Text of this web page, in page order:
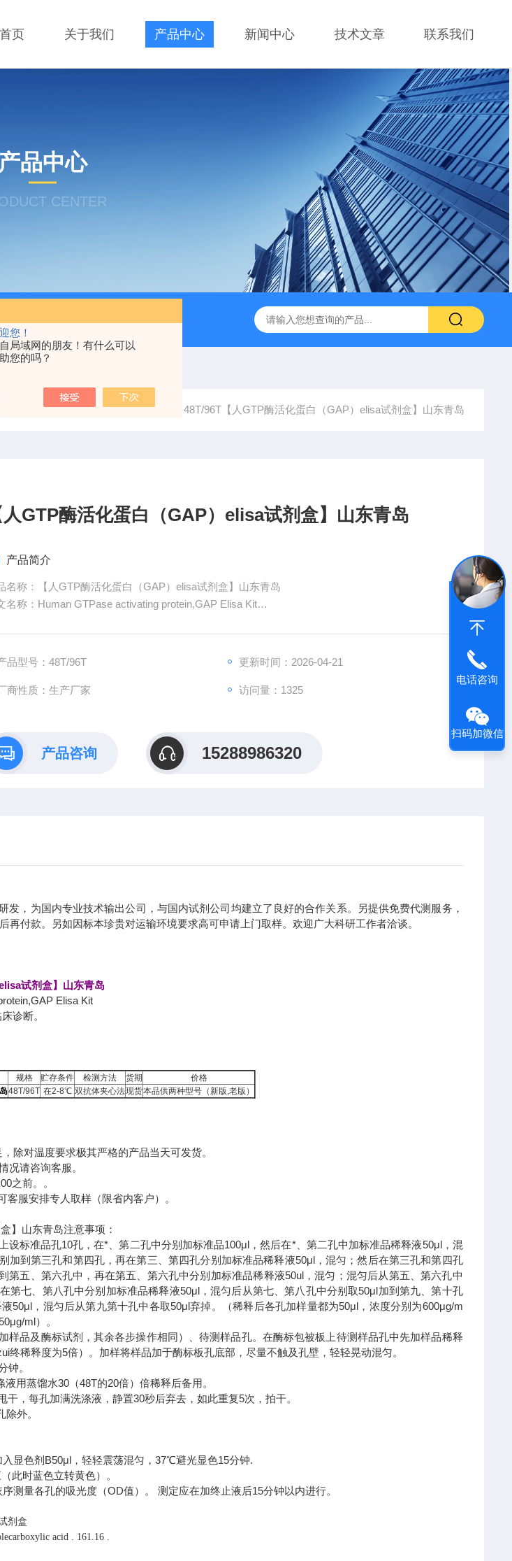
您！
局域网的朋友！有什么可以
您的吗？
页 关于我们 产品中心 新闻中心 技术文章 联系我们
产品中心
CENTER
细胞毒性检测试剂盒 48t/96t国产ELISA试剂盒,免费代测
elisa试剂盒 人elisa试剂盒 48T/96T【人GTP酶活化蛋白（GAP）elisa试剂盒】山东青岛
人GTP酶活化蛋白（GAP）elisa试剂盒】山东青岛
产品简介
名称：【人GTP酶活化蛋白（GAP）elisa试剂盒】山东青岛
名称：Human GTPase activating protein,GAP Elisa Kit
：48T/96T
品型号：48T/96T 更新时间：2026-04-21
商性质：生产厂家 访问量：1325
产品咨询 15288986320
发，为国内专业技术输出公司，与国内试剂公司均建立了良好的合作关系。另提供免费代测服务，
再付款。另如因标本珍贵对运输环境要求高可申请上门取样。欢迎广大科研工作者洽谈。
试剂盒】山东青岛
Elisa Kit
诊断。
规格 贮存条件 检测方法 货期
价格
48T/96T 在2-8℃ 双抗体夹心法现货本品供两种型号（新版,老版）
除对温度要求极其严格的产品当天可发货。
况请咨询客服。
之前。。
服安排专人取样（限省内客户）。
】山东青岛注意事项：
设标准品孔10孔，在*、第二孔中分别加标准品100μl，然后在*、第二孔中加标准品稀释液50μl，混
加到第三孔和第四孔，再在第三、第四孔分别加标准品稀释液50μl，混匀；然后在第三孔和第四孔
第五、第六孔中，再在第五、第六孔中分别加标准品稀释液50ul，混匀；混匀后从第五、第六孔中
第七、第八孔中分别加标准品稀释液50μl，混匀后从第七、第八孔中分别取50μl加到第九、第十孔
50μl，混匀后从第九第十孔中各取50μl弃掉。（稀释后各孔加样量都为50μl，浓度分别为600μg/m
ml）。
样品及酶标试剂，其余各步操作相同）、待测样品孔。在酶标包被板上待测样品孔中先加样品稀释
终稀释度为5倍）。加样将样品加于酶标板孔底部，尽量不触及孔壁，轻轻晃动混匀。
钟。
用蒸馏水30（48T的20倍）倍稀释后备用。
，每孔加满洗涤液，静置30秒后弃去，如此重复5次，拍干。
外。
显色剂B50μl，轻轻震荡混匀，37℃避光显色15分钟.
此时蓝色立转黄色）。
测量各孔的吸光度（OD值）。 测定应在加终止液后15分钟以内进行。
剂盒
acid . 161.16 .
电话咨询
扫码加微信